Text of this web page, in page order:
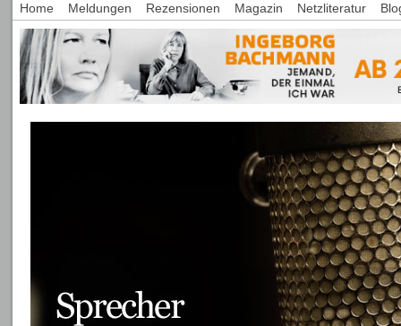
Home Meldungen Rezensionen Magazin Netzliteratur